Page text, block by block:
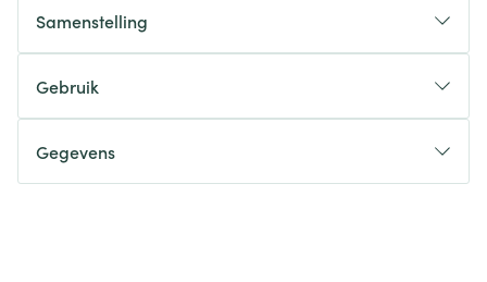
Samenstelling
Gebruik
Gegevens